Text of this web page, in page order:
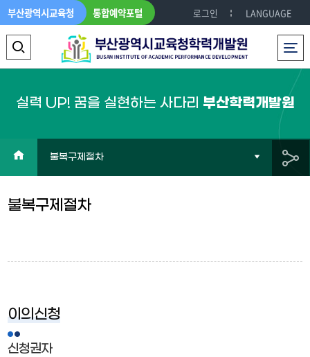
부산광역시교육청 통합예약포털 로그인 LANGUAGE
전체메뉴
색
영
기
실력 UP! 꿈을 실현하는 사다리 부산학력개발원
HOME불복구제절차
불복구제절차
공
이의신청
신청권자